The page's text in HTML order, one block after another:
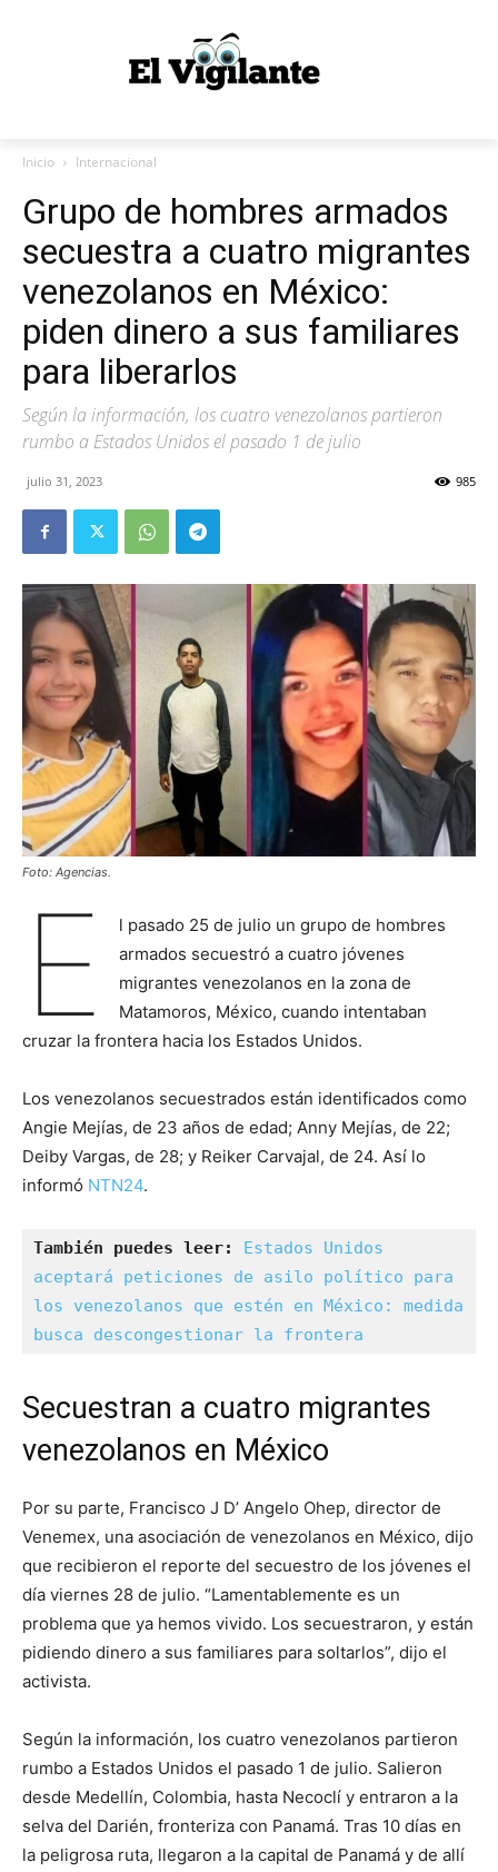
Inicio Internacional
Grupo de hombres armados
secuestra a cuatro migrantes
venezolanos en México:
piden dinero a sus familiares
para liberarlos
Según la información, los cuatro venezolanos partieron
rumbo a Estados Unidos el pasado 1 de julio
julio 31, 2023 985
Foto: Agencias.
E
l pasado 25 de julio un grupo de hombres
armados secuestró a cuatro jóvenes
migrantes venezolanos en la zona de
Matamoros, México, cuando intentaban
cruzar la frontera hacia los Estados Unidos.
Los venezolanos secuestrados están identificados como
Angie Mejías, de 23 años de edad; Anny Mejías, de 22;
Deiby Vargas, de 28; y Reiker Carvajal, de 24. Así lo
informó NTN24.
También puedes leer:
Estados Unidos
aceptará peticiones de asilo político para
los venezolanos que estén en México: medida
busca descongestionar la frontera
Secuestran a cuatro migrantes
venezolanos en México
Por su parte, Francisco J D’ Angelo Ohep, director de
Venemex, una asociación de venezolanos en México, dijo
que recibieron el reporte del secuestro de los jóvenes el
día viernes 28 de julio. “Lamentablemente es un
problema que ya hemos vivido. Los secuestraron, y están
pidiendo dinero a sus familiares para soltarlos”, dijo el
activista.
Según la información, los cuatro venezolanos partieron
rumbo a Estados Unidos el pasado 1 de julio. Salieron
desde Medellín, Colombia, hasta Necoclí y entraron a la
selva del Darién, fronteriza con Panamá. Tras 10 días en
la peligrosa ruta, llegaron a la capital de Panamá y de allí